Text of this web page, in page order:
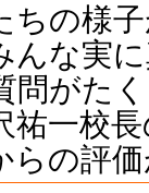
ちの様
んな実
問がた
祐一校
らの評